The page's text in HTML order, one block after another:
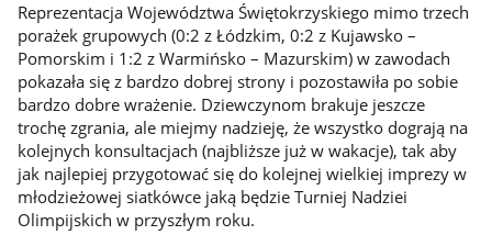
Reprezentacja Województwa Świętokrzyskiego mimo trzech
porażek grupowych (0:2 z Łódzkim, 0:2 z Kujawsko –
Pomorskim i 1:2 z Warmińsko – Mazurskim) w zawodach
pokazała się z bardzo dobrej strony i pozostawiła po sobie
bardzo dobre wrażenie. Dziewczynom brakuje jeszcze
trochę zgrania, ale miejmy nadzieję, że wszystko dograją na
kolejnych konsultacjach (najbliższe już w wakacje), tak aby
jak najlepiej przygotować się do kolejnej wielkiej imprezy w
młodzieżowej siatkówce jaką będzie Turniej Nadziei
Olimpijskich w przyszłym roku.